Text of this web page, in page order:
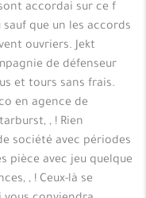
accordai sur ce f
que un les accords
ouvriers. Jekt
de défenseur
et tours sans frais.
en agence de
, ! Rien
société avec périodes
pièce avec jeu quelque
, ! Ceux-là se